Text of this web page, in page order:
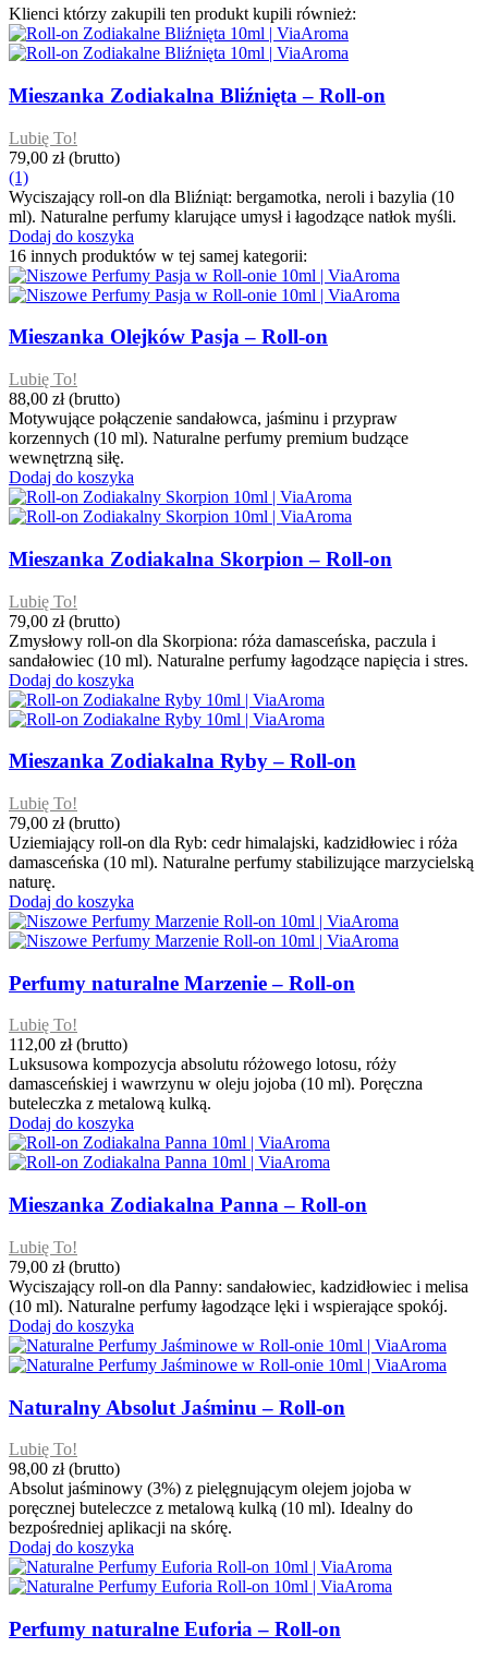
Klienci którzy zakupili ten produkt kupili również:
Mieszanka Zodiakalna Bliźnięta – Roll-on
Lubię To!
79,00 zł (brutto)
(1)
Wyciszający roll-on dla Bliźniąt: bergamotka, neroli i bazylia (10
ml). Naturalne perfumy klarujące umysł i łagodzące natłok myśli.
Dodaj do koszyka
16 innych produktów w tej samej kategorii:
Mieszanka Olejków Pasja – Roll-on
Lubię To!
88,00 zł (brutto)
Motywujące połączenie sandałowca, jaśminu i przypraw
korzennych (10 ml). Naturalne perfumy premium budzące
wewnętrzną siłę.
Dodaj do koszyka
Mieszanka Zodiakalna Skorpion – Roll-on
Lubię To!
79,00 zł (brutto)
Zmysłowy roll-on dla Skorpiona: róża damasceńska, paczula i
sandałowiec (10 ml). Naturalne perfumy łagodzące napięcia i stres.
Dodaj do koszyka
Mieszanka Zodiakalna Ryby – Roll-on
Lubię To!
79,00 zł (brutto)
Uziemiający roll-on dla Ryb: cedr himalajski, kadzidłowiec i róża
damasceńska (10 ml). Naturalne perfumy stabilizujące marzycielską
naturę.
Dodaj do koszyka
Perfumy naturalne Marzenie – Roll-on
Lubię To!
112,00 zł (brutto)
Luksusowa kompozycja absolutu różowego lotosu, róży
damasceńskiej i wawrzynu w oleju jojoba (10 ml). Poręczna
buteleczka z metalową kulką.
Dodaj do koszyka
Mieszanka Zodiakalna Panna – Roll-on
Lubię To!
79,00 zł (brutto)
Wyciszający roll-on dla Panny: sandałowiec, kadzidłowiec i melisa
(10 ml). Naturalne perfumy łagodzące lęki i wspierające spokój.
Dodaj do koszyka
Naturalny Absolut Jaśminu – Roll-on
Lubię To!
98,00 zł (brutto)
Absolut jaśminowy (3%) z pielęgnującym olejem jojoba w
poręcznej buteleczce z metalową kulką (10 ml). Idealny do
bezpośredniej aplikacji na skórę.
Dodaj do koszyka
Perfumy naturalne Euforia – Roll-on